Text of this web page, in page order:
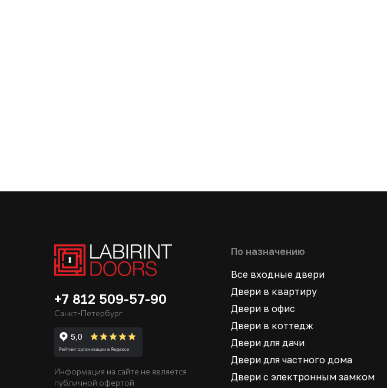
+7 812 509-57-90
Санкт-Петербург
Информация на сайте не является
публичной офертой
По назначению
Все входные двери
Двери в квартиру
Двери в офис
Двери в коттедж
Двери для дачи
Двери для частного дома
Двери с электронным замком